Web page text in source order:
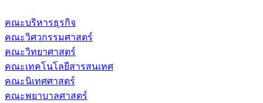
คณะบริหารธุรกิจ
คณะวิศวกรรมศาสตร์
คณะวิทยาศาสตร์
คณะเทคโนโลยีสารสนเทศ
คณะนิเทศศาสตร์
คณะพยาบาลศาสตร์